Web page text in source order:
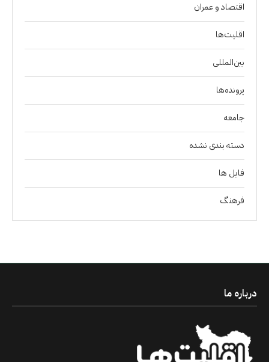
اقتصاد و عمران
اقلیت‌ها
بین‌المللی
پرونده‌ها
جامعه
دسته بندی نشده
فايل ها
فرهنگ
درباره ما